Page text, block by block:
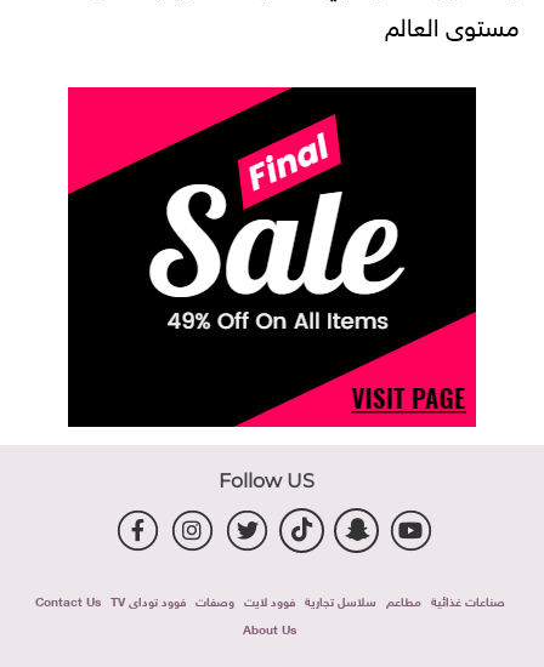
مستوى العالم
Follow US
صناعات غذائية مطاعم سلاسل تجارية فوود لايت وصفات فوود توداى TV
Contact Us
About Us